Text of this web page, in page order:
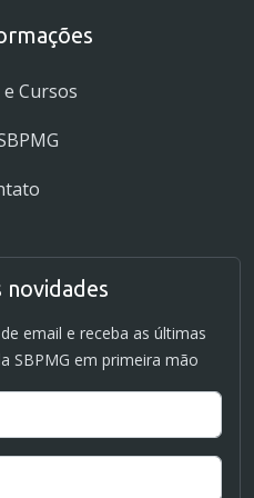
Cursos
novidades
email e receba as últimas
SBPMG em primeira mão